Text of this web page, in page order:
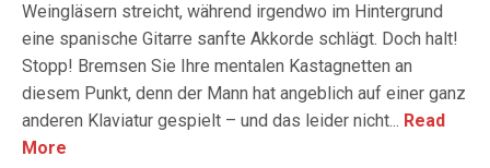
Weingläsern streicht, während irgendwo im Hintergrund
eine spanische Gitarre sanfte Akkorde schlägt. Doch halt!
Stopp! Bremsen Sie Ihre mentalen Kastagnetten an
diesem Punkt, denn der Mann hat angeblich auf einer ganz
anderen Klaviatur gespielt – und das leider nicht... Read
More